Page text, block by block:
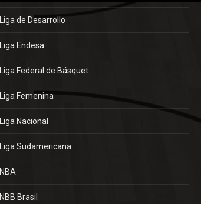
Liga de Desarrollo
Liga Endesa
Liga Federal de Básquet
Liga Femenina
Liga Nacional
Liga Sudamericana
NBA
NBB Brasil